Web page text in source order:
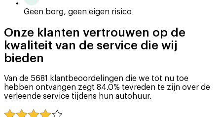
Geen borg, geen eigen risico
Onze klanten vertrouwen op de
kwaliteit van de service die wij
bieden
Van de 5681 klantbeoordelingen die we tot nu toe
hebben ontvangen zegt 84.0% tevreden te zijn over de
verleende service tijdens hun autohuur.